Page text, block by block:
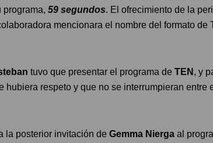
programa, 59 segundos. El ofrecimiento de la
mencionara el nombre del formato de
tuvo que presentar el programa de TEN , y
hubiera respeto y que no se interrumpieran entre
la posterior invitación de Gemma Nierga al